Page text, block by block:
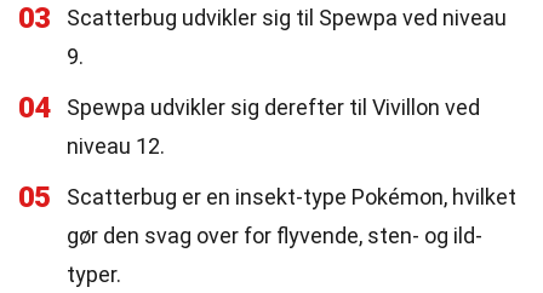
03
Scatterbug udvikler sig til Spewpa ved niveau
9.
04
Spewpa udvikler sig derefter til Vivillon ved
niveau 12.
05
Scatterbug er en insekt-type Pokémon, hvilket
gør den svag over for flyvende, sten- og ild-
typer.